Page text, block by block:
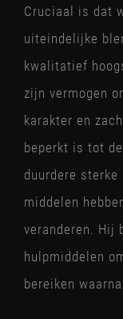
Cruciaal is dat
uiteindelijke
kwalitatief
zijn vermogen
karakter en
beperkt is tot
duurdere
middelen
veranderen. Hij
hulpmiddelen
bereiken